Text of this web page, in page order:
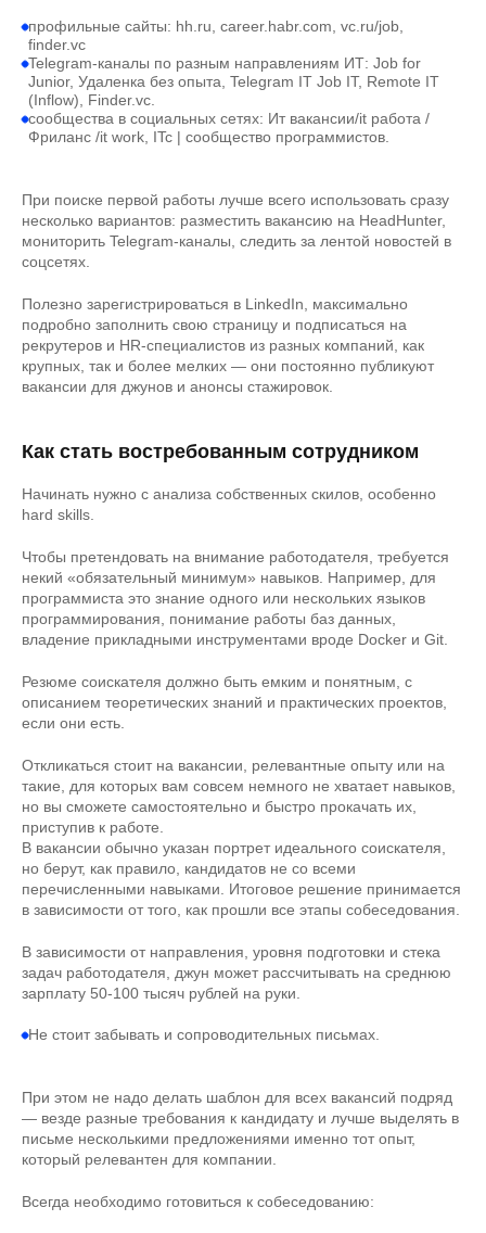
профильные сайты: hh.ru, career.habr.com, vc.ru/job,
finder.vc
Telegram-каналы по разным направлениям ИТ: Job for
Junior, Удаленка без опыта, Telegram IT Job IT, Remote IT
(Inflow), Finder.vc.
сообщества в социальных сетях: Ит вакансии/it работа /
Фриланс /it work, ITc | сообщество программистов.
При поиске первой работы лучше всего использовать сразу
несколько вариантов: разместить вакансию на HeadHunter,
мониторить Telegram-каналы, следить за лентой новостей в
соцсетях.
Полезно зарегистрироваться в LinkedIn, максимально
подробно заполнить свою страницу и подписаться на
рекрутеров и HR-специалистов из разных компаний, как
крупных, так и более мелких — они постоянно публикуют
вакансии для джунов и анонсы стажировок.
Как стать востребованным сотрудником
Начинать нужно с анализа собственных скилов, особенно
hard skills.
Чтобы претендовать на внимание работодателя, требуется
некий «обязательный минимум» навыков. Например, для
программиста это знание одного или нескольких языков
программирования, понимание работы баз данных,
владение прикладными инструментами вроде Docker и Git.
Резюме соискателя должно быть емким и понятным, с
описанием теоретических знаний и практических проектов,
если они есть.
Откликаться стоит на вакансии, релевантные опыту или на
такие, для которых вам совсем немного не хватает навыков,
но вы сможете самостоятельно и быстро прокачать их,
приступив к работе.
В вакансии обычно указан портрет идеального соискателя,
но берут, как правило, кандидатов не со всеми
перечисленными навыками. Итоговое решение принимается
в зависимости от того, как прошли все этапы собеседования.
В зависимости от направления, уровня подготовки и стека
задач работодателя, джун может рассчитывать на среднюю
зарплату 50-100 тысяч рублей на руки.
Не стоит забывать и сопроводительных письмах.
При этом не надо делать шаблон для всех вакансий подряд
— везде разные требования к кандидату и лучше выделять в
письме несколькими предложениями именно тот опыт,
который релевантен для компании.
Всегда необходимо готовиться к собеседованию: